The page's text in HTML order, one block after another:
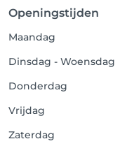
Openingstijden
Maandag
Dinsdag - Woensdag
Donderdag
Vrijdag
Zaterdag